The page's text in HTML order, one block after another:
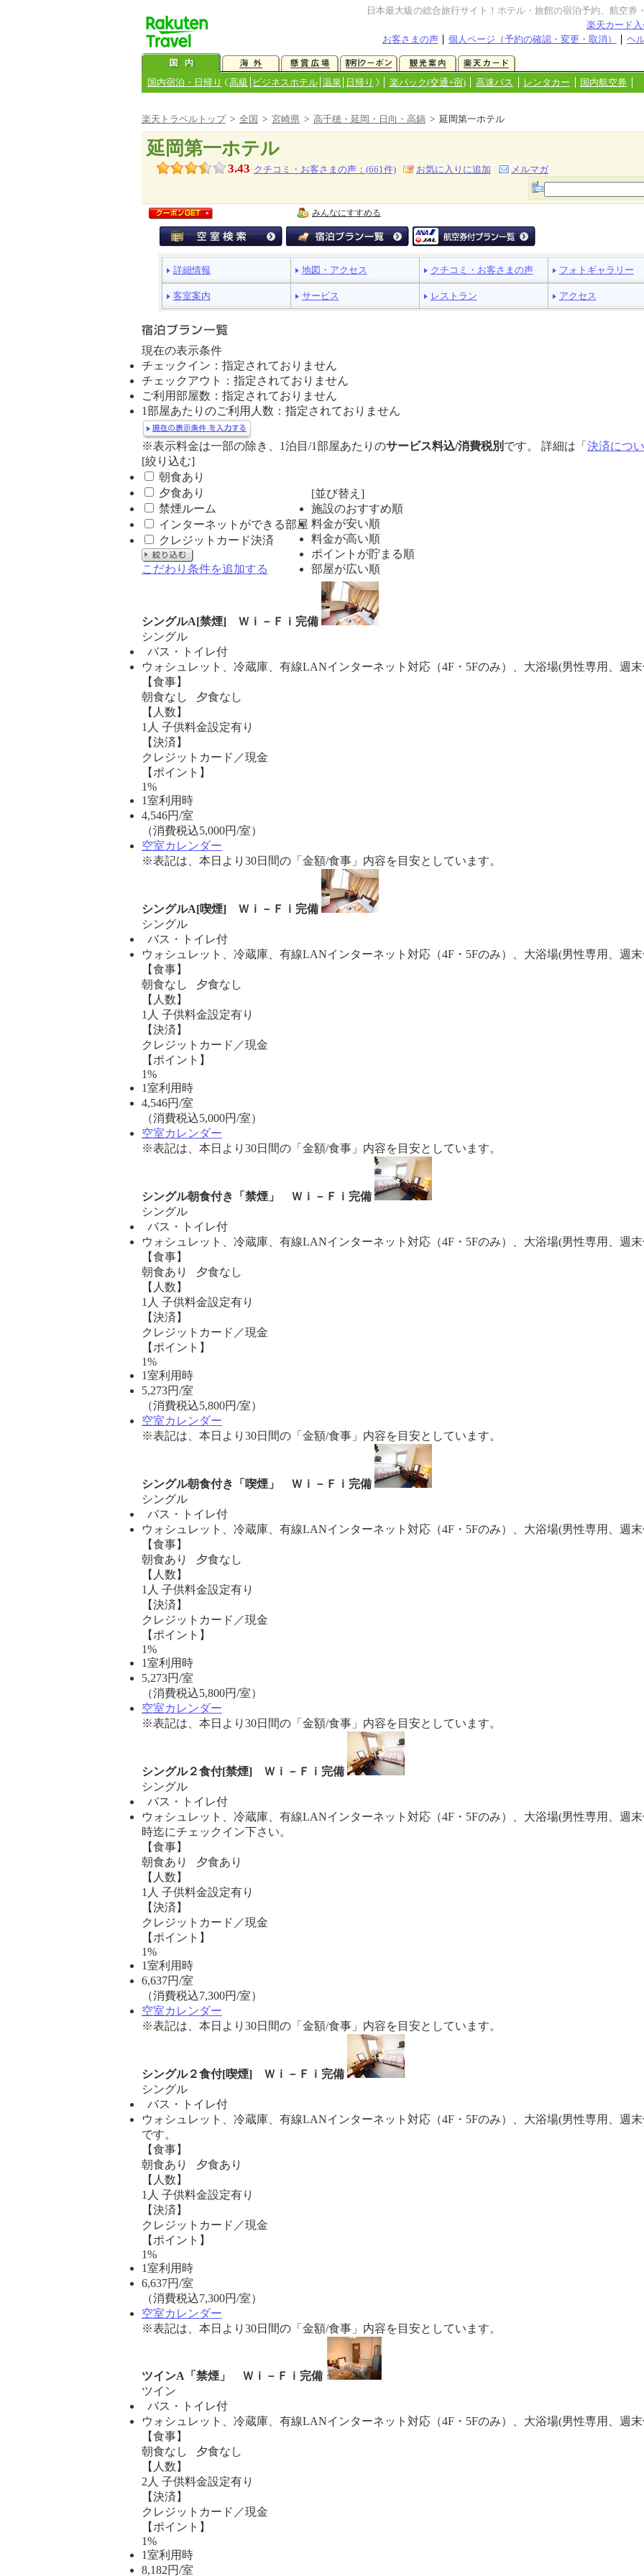
日本最大級の総合旅行サイト！ホテル・旅館の宿泊予約、航空券
楽天カード
お客さまの声
個人ページ（予約の確認・変更・取消） ヘ
国内宿泊・日帰り 高級 ビジネスホテル 温泉 日帰り 楽パック(交通+宿) 高速バス レンタカー 国内航空券
楽天トラベルトップ> 全国 > 宮崎県 > 高千穂・延岡・日向・高鍋 > 延岡第一ホテル
延岡第一ホテル
3.43 クチコミ・お客さまの声：(661件) お気に入りに追加
メルマガ
みんなにすすめる
ペ
ー
メ
ュ
ー
詳細情報 地図・アクセス クチコミ・お客さまの声 フォトギャラリー
客室案内 サービス レストラン アクセス
現在の表示条件
チェックイン：指定されておりません
チェックアウト：指定されておりません
ご利用部屋数：指定されておりません
1部屋あたりのご利用人数：指定されておりません
※表示料金は一部の除き、1泊目/1部屋あたりのサービス料込/消費税別 です。 詳細は「 決済につ
[絞り込む]
朝食あり
夕食あり
禁煙ルーム
インターネットができる部屋
クレジットカード決済
こだわり条件を追加する
[並び替え]
施設のおすすめ順
料金が安い順
料金が高い順
ポイントが貯まる順
部屋が広い順
シングルA[禁煙] Ｗｉ－Ｆｉ完備
シングル
バス・トイレ付
ウォシュレット、冷蔵庫、有線LANインターネット対応（4F・5Fのみ）、大浴場(男性専用、週末
【食事】
朝食なし 夕食なし
【人数】
1人 子供料金設定有り
【決済】
クレジットカード／現金
【ポイント】
1%
1室利用時
4,546円/室
（消費税込5,000円/室）
空室カレンダー
※表記は、本日より30日間の「金額/食事」内容を目安としています。
シングルA[喫煙] Ｗｉ－Ｆｉ完備
シングル
バス・トイレ付
ウォシュレット、冷蔵庫、有線LANインターネット対応（4F・5Fのみ）、大浴場(男性専用、週末
【食事】
朝食なし 夕食なし
【人数】
1人 子供料金設定有り
【決済】
クレジットカード／現金
【ポイント】
1%
1室利用時
4,546円/室
（消費税込5,000円/室）
空室カレンダー
※表記は、本日より30日間の「金額/食事」内容を目安としています。
シングル朝食付き「禁煙」 Ｗｉ－Ｆｉ完備
シングル
バス・トイレ付
ウォシュレット、冷蔵庫、有線LANインターネット対応（4F・5Fのみ）、大浴場(男性専用、週末
【食事】
朝食あり 夕食なし
【人数】
1人 子供料金設定有り
【決済】
クレジットカード／現金
【ポイント】
1%
1室利用時
5,273円/室
（消費税込5,800円/室）
空室カレンダー
※表記は、本日より30日間の「金額/食事」内容を目安としています。
シングル朝食付き「喫煙」 Ｗｉ－Ｆｉ完備
シングル
バス・トイレ付
ウォシュレット、冷蔵庫、有線LANインターネット対応（4F・5Fのみ）、大浴場(男性専用、週末
【食事】
朝食あり 夕食なし
【人数】
1人 子供料金設定有り
【決済】
クレジットカード／現金
【ポイント】
1%
1室利用時
5,273円/室
（消費税込5,800円/室）
空室カレンダー
※表記は、本日より30日間の「金額/食事」内容を目安としています。
シングル２食付[禁煙] Ｗｉ－Ｆｉ完備
シングル
バス・トイレ付
ウォシュレット、冷蔵庫、有線LANインターネット対応（4F・5Fのみ）、大浴場(男性専用、週
時迄にチェックイン下さい。
【食事】
朝食あり 夕食あり
【人数】
1人 子供料金設定有り
【決済】
クレジットカード／現金
【ポイント】
1%
1室利用時
6,637円/室
（消費税込7,300円/室）
空室カレンダー
※表記は、本日より30日間の「金額/食事」内容を目安としています。
シングル２食付[喫煙] Ｗｉ－Ｆｉ完備
シングル
バス・トイレ付
ウォシュレット、冷蔵庫、有線LANインターネット対応（4F・5Fのみ）、大浴場(男性専用、週
です。
【食事】
朝食あり 夕食あり
【人数】
1人 子供料金設定有り
【決済】
クレジットカード／現金
【ポイント】
1%
1室利用時
6,637円/室
（消費税込7,300円/室）
空室カレンダー
※表記は、本日より30日間の「金額/食事」内容を目安としています。
ツインA「禁煙」 Ｗｉ－Ｆｉ完備
ツイン
バス・トイレ付
ウォシュレット、冷蔵庫、有線LANインターネット対応（4F・5Fのみ）、大浴場(男性専用、週末
【食事】
朝食なし 夕食なし
【人数】
2人 子供料金設定有り
【決済】
クレジットカード／現金
【ポイント】
1%
1室利用時
8,182円/室